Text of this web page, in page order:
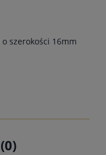
szerokości 16mm